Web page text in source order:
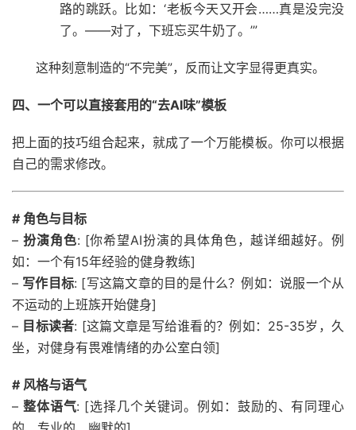
路的跳跃。比如：‘老板今天又开会……真是没完没
了。——对了，下班忘买牛奶了。’”
这种刻意制造的“不完美”，反而让文字显得更真实。
四、一个可以直接套用的“去AI味”模板
把上面的技巧组合起来，就成了一个万能模板。你可以根据
自己的需求修改。
# 角色与目标
– 扮演角色: [你希望AI扮演的具体角色，越详细越好。例
如：一个有15年经验的健身教练]
– 写作目标: [写这篇文章的目的是什么？例如：说服一个从
不运动的上班族开始健身]
– 目标读者: [这篇文章是写给谁看的？例如：25-35岁，久
坐，对健身有畏难情绪的办公室白领]
# 风格与语气
– 整体语气: [选择几个关键词。例如：鼓励的、有同理心